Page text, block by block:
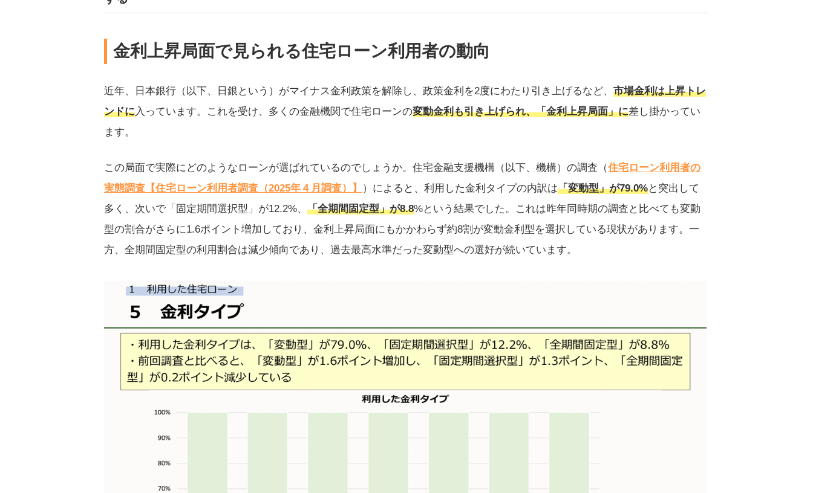
金利上昇局面で見られる住宅ローン利用者の動向
近年、日本銀行（以下、日銀という）がマイナス金利政策を解除し、政策金利を2度にわたり引き上げるなど、 市場金利は上昇トレ
ンドに入っています。これを受け、多くの金融機関で住宅ローンの変動金利も引き上げられ、「金利上昇局面」に差し掛かってい
ます。
この局面で実際にどのようなローンが選ばれているのでしょうか。住宅金融支援機構（以下、機構）の調査（住宅ローン利用者の
実態調査【住宅ローン利用者調査（2025年４月調査）】
）によると、利用した金利タイプの内訳は「変動型」が79.0%と突出して
多く、次いで「固定期間選択型」が12.2%、 「全期間固定型」が8.8%という結果でした。これは昨年同時期の調査と比べても変動
型の割合がさらに1.6ポイント増加しており、金利上昇局面にもかかわらず約8割が変動金利型を選択している現状があります。一
方、全期間固定型の利用割合は減少傾向であり、過去最高水準だった変動型への選好が続いています。